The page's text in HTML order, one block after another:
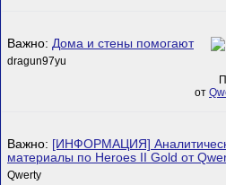
Важно: Дома и стены помогают
dragun97yu
от
Важно: [ИНФОРМАЦИЯ]
материалы по Heroes II Gold от
Qwerty